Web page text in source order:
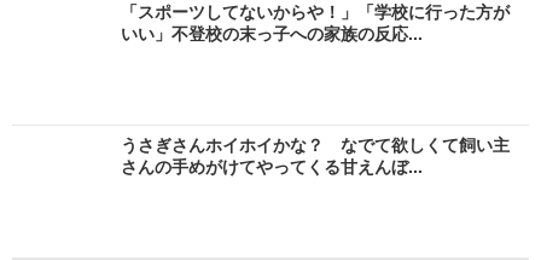
「スポーツしてないからや！」「学校に行った方が
いい」不登校の末っ子への家族の反応...
うさぎさんホイホイかな？ なでて欲しくて飼い主
さんの手めがけてやってくる甘えんぼ...